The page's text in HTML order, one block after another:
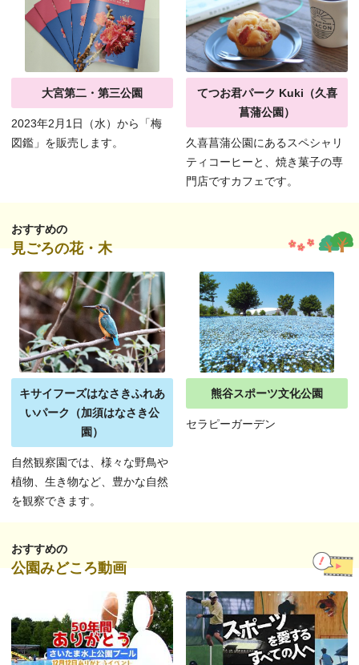
大宮第二・第三公園
2023年2月1日（水）から「梅
図鑑」を販売します。
てつお君パーク Kuki（久喜
菖蒲公園）
久喜菖蒲公園にあるスペシャリ
ティコーヒーと、焼き菓子の専
門店ですカフェです。
おすすめの
見ごろの花・木
キサイフーズはなさきふれあ
いパーク（加須はなさき公
園）
自然観察園では、様々な野鳥や
植物、生き物など、豊かな自然
を観察できます。
熊谷スポーツ文化公園
セラピーガーデン
おすすめの
公園みどころ動画